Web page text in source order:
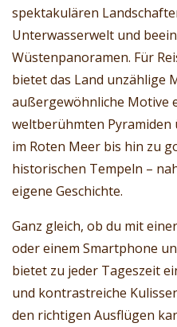
spektakulären
Unterwasserwelt und
Wüstenpanoramen. Für
bietet das Land unzählige
außergewöhnliche Motive
weltberühmten
im Roten Meer bis hin zu
historischen Tempeln –
eigene Geschichte.
Ganz gleich, ob du mit
oder einem Smartphone
bietet zu jeder Tageszeit
und kontrastreiche
den richtigen Ausflügen